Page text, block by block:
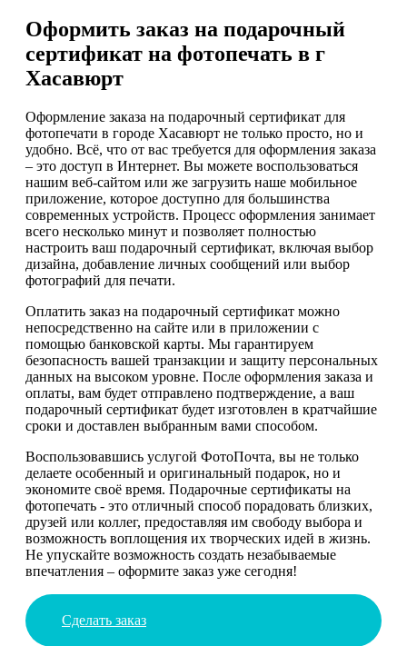
Оформить заказ на подарочный
сертификат на фотопечать в г
Хасавюрт
Оформление заказа на подарочный сертификат для
фотопечати в городе Хасавюрт не только просто, но и
удобно. Всё, что от вас требуется для оформления заказа
– это доступ в Интернет. Вы можете воспользоваться
нашим веб-сайтом или же загрузить наше мобильное
приложение, которое доступно для большинства
современных устройств. Процесс оформления занимает
всего несколько минут и позволяет полностью
настроить ваш подарочный сертификат, включая выбор
дизайна, добавление личных сообщений или выбор
фотографий для печати.
Оплатить заказ на подарочный сертификат можно
непосредственно на сайте или в приложении с
помощью банковской карты. Мы гарантируем
безопасность вашей транзакции и защиту персональных
данных на высоком уровне. После оформления заказа и
оплаты, вам будет отправлено подтверждение, а ваш
подарочный сертификат будет изготовлен в кратчайшие
сроки и доставлен выбранным вами способом.
Воспользовавшись услугой ФотоПочта, вы не только
делаете особенный и оригинальный подарок, но и
экономите своё время. Подарочные сертификаты на
фотопечать - это отличный способ порадовать близких,
друзей или коллег, предоставляя им свободу выбора и
возможность воплощения их творческих идей в жизнь.
Не упускайте возможность создать незабываемые
впечатления – оформите заказ уже сегодня!
Сделать заказ